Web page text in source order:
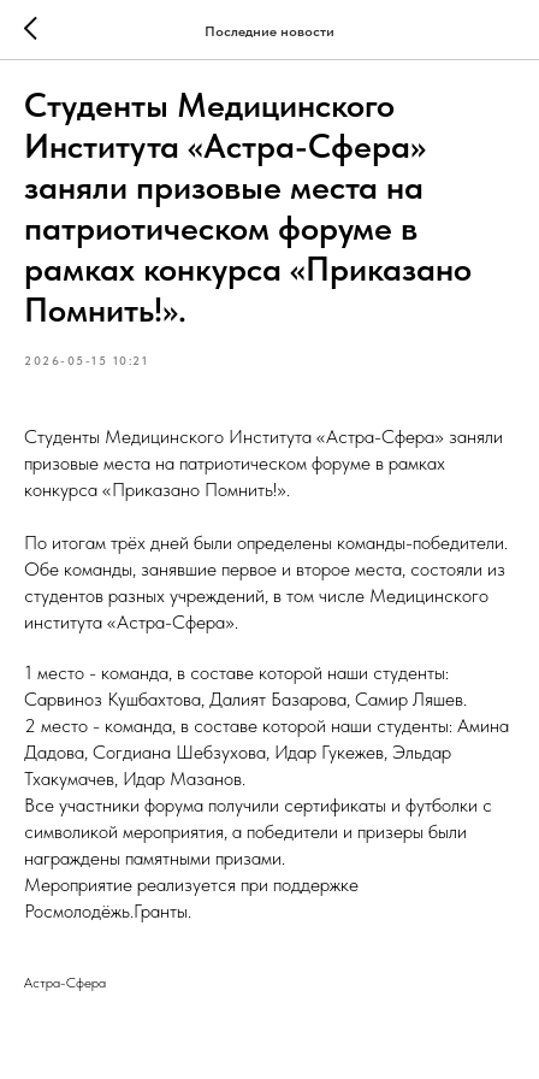
Последние новости
Студенты Медицинского
Института «Астра-Сфера»
заняли призовые места на
патриотическом форуме в
рамках конкурса «Приказано
Помнить!».
2026-05-15 10:21
Студенты Медицинского Института «Астра-Сфера» заняли
призовые места на патриотическом форуме в рамках
конкурса «Приказано Помнить!».
По итогам трёх дней были определены команды-победители.
Обе команды, занявшие первое и второе места, состояли из
студентов разных учреждений, в том числе Медицинского
института «Астра-Сфера».
1 место - команда, в составе которой наши студенты:
Сарвиноз Кушбахтова, Далият Базарова, Самир Ляшев.
2 место - команда, в составе которой наши студенты: Амина
Дадова, Согдиана Шебзухова, Идар Гукежев, Эльдар
Тхакумачев, Идар Мазанов.
Все участники форума получили сертификаты и футболки с
символикой мероприятия, а победители и призеры были
награждены памятными призами.
Мероприятие реализуется при поддержке
Росмолодёжь.Гранты.
Астра-Сфера